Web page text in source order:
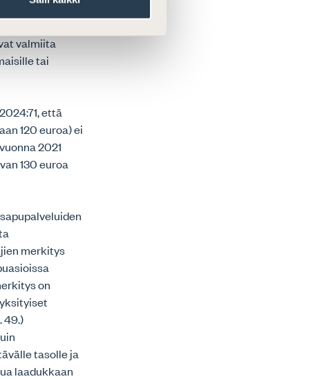
kehitys ei
valmiita
tai
että
120 euroa) ei
2021
130 euroa
merkitys
on
49.)
tasolle ja
laadukkaan